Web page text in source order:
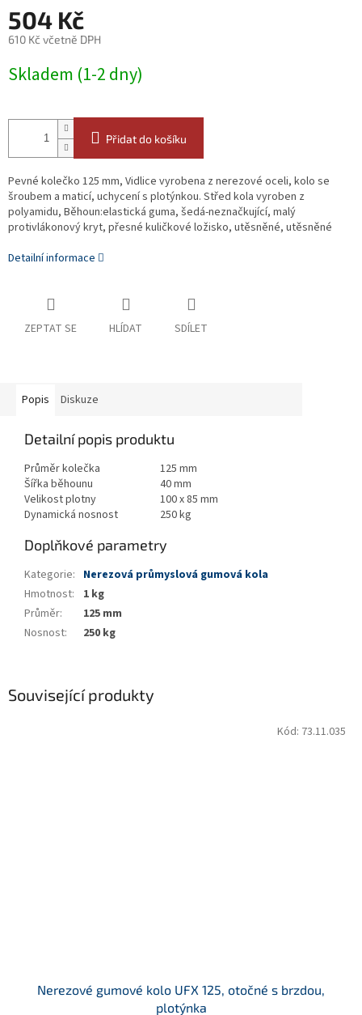
504 Kč
610 Kč včetně DPH
cena:
Skladem (1-2 dny)
Přidat do košíku
Pevné kolečko 125 mm, Vidlice vyrobena z nerezové oceli, kolo se
šroubem a maticí, uchycení s plotýnkou. Střed kola vyroben z
polyamidu, Běhoun:elastická guma, šedá-neznačkující, malý
protivlákonový kryt, přesné kuličkové ložisko, utěsněné, utěsněné
Detailní informace
ZEPTAT SE HLÍDAT SDÍLET
Související produkty
Nerezové gumové kolo UFX 125, otočné s brzdou,
plotýnka
Kód: 73.11.035
Popis Diskuze
Detailní popis produktu
Průměr kolečka
125 mm
Šířka běhounu
40 mm
Velikost plotny
100 x 85 mm
Dynamická nosnost
250 kg
Doplňkové parametry
Kategorie: Nerezová průmyslová gumová kola
Hmotnost:
1 kg
Průměr:
125 mm
Nosnost: 250 kg